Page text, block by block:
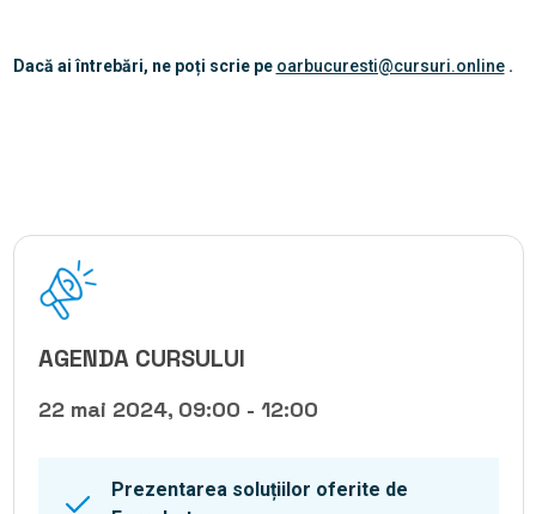
Dacă ai întrebări, ne poți scrie pe oarbucuresti@cursuri.online.
AGENDA CURSULUI
22 mai 2024, 09:00 - 12:00
Prezentarea soluțiilor oferite de